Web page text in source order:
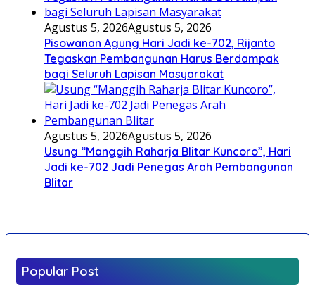
Agustus 5, 2026Agustus 5, 2026
Pisowanan Agung Hari Jadi ke-702, Rijanto
Tegaskan Pembangunan Harus Berdampak
bagi Seluruh Lapisan Masyarakat
Agustus 5, 2026Agustus 5, 2026
Usung “Manggih Raharja Blitar Kuncoro”, Hari
Jadi ke-702 Jadi Penegas Arah Pembangunan
Blitar
Popular Post